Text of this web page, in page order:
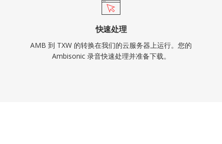
快速处理
AMB 到 TXW 的转换在我们的云服务器上运行。您的
Ambisonic 录音快速处理并准备下载。